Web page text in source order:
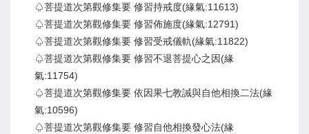
♤菩提道次第觀修集要 修習持戒度(緣氣:11613)
♤菩提道次第觀修集要 修習佈施度(緣氣:12791)
♤菩提道次第觀修集要 修習受戒儀軌(緣氣:11822)
♤菩提道次第觀修集要 修習不退菩提心之因(緣
氣:11754)
♤菩提道次第觀修集要 依因果七教誡與自他相換二法(緣
氣:10596)
♤菩提道次第觀修集要 修習自他相換發心法(緣